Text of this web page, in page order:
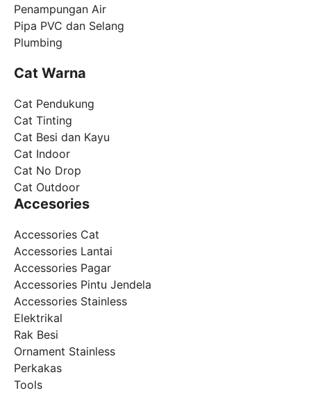
Penampungan Air
Pipa PVC dan Selang
Plumbing
Cat Warna
Cat Pendukung
Cat Tinting
Cat Besi dan Kayu
Cat Indoor
Cat No Drop
Cat Outdoor
Accesories
Accessories Cat
Accessories Lantai
Accessories Pagar
Accessories Pintu Jendela
Accessories Stainless
Elektrikal
Rak Besi
Ornament Stainless
Perkakas
Tools